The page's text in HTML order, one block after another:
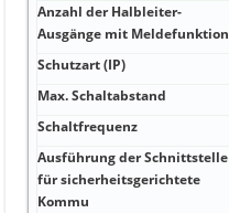
Anzahl der Halbleiter-
Ausgänge mit Meldefunktion
Schutzart (IP)
Max. Schaltabstand
Schaltfrequenz
Ausführung der Schnittstelle
für sicherheitsgerichtete
Kommu